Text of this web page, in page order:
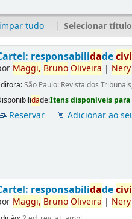
tudo | Selecionar
responsabilidade
Maggi, BrunoOliveira | Nery
São Paulo: Revista dos
dade:Itens disponíveis
Reservar Adicionar ao
responsabilidade
Maggi, BrunoOliveira | Nery